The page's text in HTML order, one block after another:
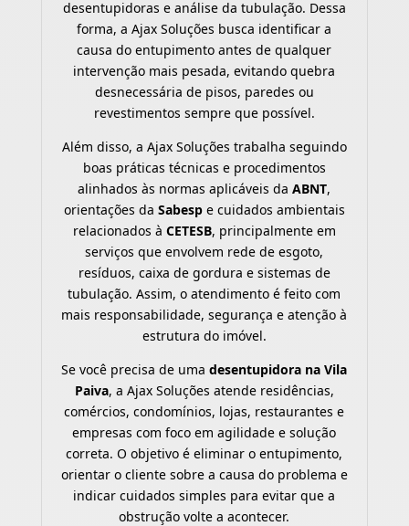
desentupidoras e análise da tubulação. Dessa
forma, a Ajax Soluções busca identificar a
causa do entupimento antes de qualquer
intervenção mais pesada, evitando quebra
desnecessária de pisos, paredes ou
revestimentos sempre que possível.
Além disso, a Ajax Soluções trabalha seguindo
boas práticas técnicas e procedimentos
alinhados às normas aplicáveis daABNT,
orientações da Sabespe cuidados ambientais
relacionados à CETESB, principalmente em
serviços que envolvem rede de esgoto,
resíduos, caixa de gordura e sistemas de
tubulação. Assim, o atendimento é feito com
mais responsabilidade, segurança e atenção à
estrutura do imóvel.
Se você precisa de umadesentupidora na Vila
Paiva, a Ajax Soluções atende residências,
comércios, condomínios, lojas, restaurantes e
empresas com foco em agilidade e solução
correta. O objetivo é eliminar o entupimento,
orientar o cliente sobre a causa do problema e
indicar cuidados simples para evitar que a
obstrução volte a acontecer.